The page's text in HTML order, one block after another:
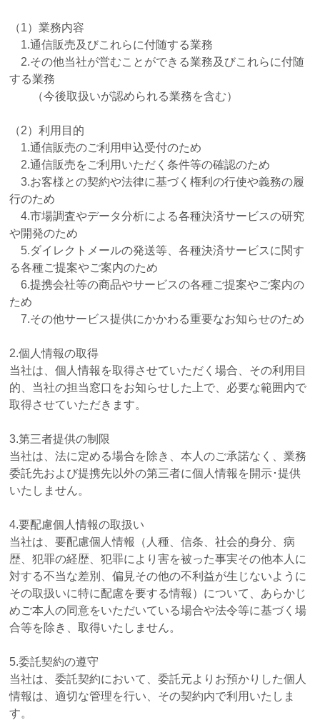
（1）業務内容
1.通信販売及びこれらに付随する業務
2.その他当社が営むことができる業務及びこれらに付随
する業務
（今後取扱いが認められる業務を含む）
（2）利用目的
1.通信販売のご利用申込受付のため
2.通信販売をご利用いただく条件等の確認のため
3.お客様との契約や法律に基づく権利の行使や義務の履
行のため
4.市場調査やデータ分析による各種決済サービスの研究
や開発のため
5.ダイレクトメールの発送等、各種決済サービスに関す
る各種ご提案やご案内のため
6.提携会社等の商品やサービスの各種ご提案やご案内の
ため
7.その他サービス提供にかかわる重要なお知らせのため
2.個人情報の取得
当社は、個人情報を取得させていただく場合、その利用目
的、当社の担当窓口をお知らせした上で、必要な範囲内で
取得させていただきます。
3.第三者提供の制限
当社は、法に定める場合を除き、本人のご承諾なく、業務
委託先および提携先以外の第三者に個人情報を開示･提供
いたしません。
4.要配慮個人情報の取扱い
当社は、要配慮個人情報（人種、信条、社会的身分、病
歴、犯罪の経歴、犯罪により害を被った事実その他本人に
対する不当な差別、偏見その他の不利益が生じないように
その取扱いに特に配慮を要する情報）について、あらかじ
めご本人の同意をいただいている場合や法令等に基づく場
合等を除き、取得いたしません。
5.委託契約の遵守
当社は、委託契約において、委託元よりお預かりした個人
情報は、適切な管理を行い、その契約内で利用いたしま
す。